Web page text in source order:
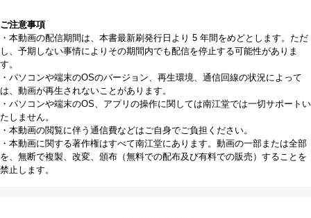
ご注意事項
・本動画の配信期間は、本書最新刷発行日より 5 年間をめどとします。ただ
し、予期しない事情によりその期間内でも配信を停止する可能性がありま
す。
・パソコンや端末のOSのバージョン、再生環境、通信回線の状況によって
は、動画が再生されないことがあります。
・パソコンや端末のOS、アプリの操作に関しては南江堂では一切サポートい
たしません。
・本動画の閲覧に伴う通信費などはご自身でご負担ください。
・本動画に関する著作権はすべて南江堂にあります。動画の一部または全部
を、無断で複製、改変、頒布（無料での配布及び有料での販売）することを
禁止します。